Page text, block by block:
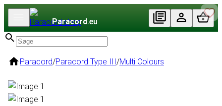
Paracord.eu
Paracord/Paracord Type III/Multi Colours